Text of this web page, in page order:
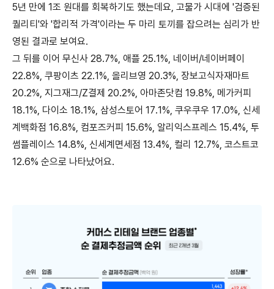
5년 만에 1조 원대를 회복하기도 했는데요, 고물가 시대에 '검증된
퀄리티'와 '합리적 가격'이라는 두 마리 토끼를 잡으려는 심리가 반
영된 결과로 보여요.
그 뒤를 이어 무신사 28.7%, 애플 25.1%, 네이버/네이버페이
22.8%, 쿠팡이츠 22.1%, 올리브영 20.3%, 장보고식자재마트
20.2%, 지그재그/Z결제 20.2%, 아마존닷컴 19.8%, 메가커피
18.1%, 다이소 18.1%, 삼성스토어 17.1%, 쿠우쿠우 17.0%, 신세
계백화점 16.8%, 컴포즈커피 15.6%, 알리익스프레스 15.4%, 투
썸플레이스 14.8%, 신세계면세점 13.4%, 컬리 12.7%, 코스트코
12.6% 순으로 나타났어요.